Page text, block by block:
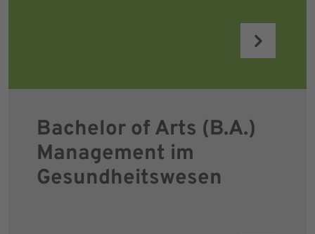
Bachelor of Arts (B.A.)
Management im
Gesundheitswesen